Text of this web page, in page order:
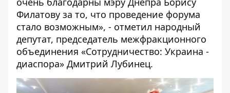
Филатову за то, что проведение форума
стало возможным», - отметил народный
депутат, председатель межфракционного
объединения «Сотрудничество: Украина -
диаспора» Дмитрий Лубинец.